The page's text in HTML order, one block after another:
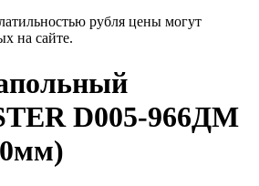
рубля цены могут
на сайте.
D005-966ДМ